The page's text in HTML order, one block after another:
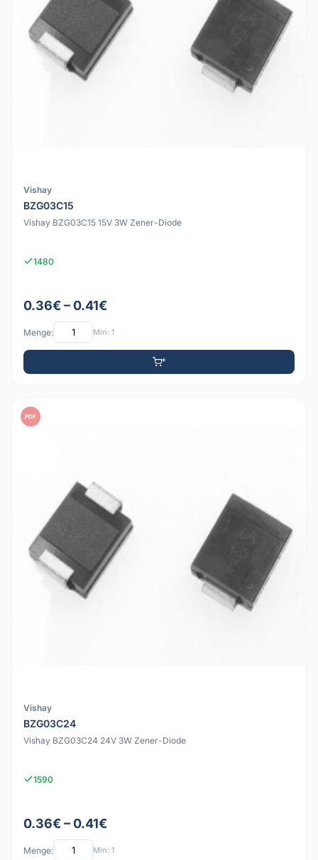
Vishay
BZG03C15
Vishay BZG03C15 15V 3W Zener-Diode
1480
0.36€ – 0.41€
Menge: Min: 1
PDF
Vishay
BZG03C24
Vishay BZG03C24 24V 3W Zener-Diode
1590
0.36€ – 0.41€
Menge: Min: 1